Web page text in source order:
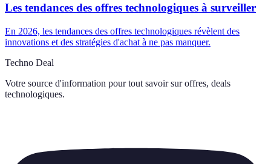
Les tendances des offres technologiques à surveiller
En 2026, les tendances des offres technologiques révèlent des
innovations et des stratégies d'achat à ne pas manquer.
Techno Deal
Votre source d'information pour tout savoir sur offres, deals
technologiques.